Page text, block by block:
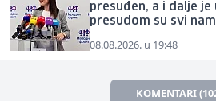
presuđen, a i dalje
presudom su svi
08.08.2026. u 19:48
KOMENTARI